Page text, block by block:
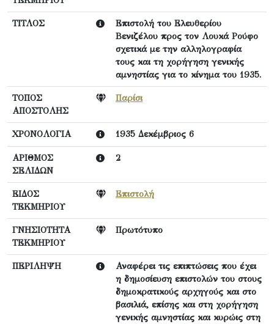
ΤΙΤΛΟΣ
Επιστολή του Ελευθερίου
Βενιζέλου προς τον Λουκά Ρούφο
σχετικά με την αλληλογραφία
τους και τη χορήγηση γενικής
αμνηστίας για το κίνημα του 1935.
ΤΟΠΟΣ
ΑΠΟΣΤΟΛΗΣ
Παρίσι
ΧΡΟΝΟΛΟΓΙΑ 1935 Δεκέμβριος 6
ΑΡΙΘΜΟΣ
ΣΕΛΙΔΩΝ
2
ΕΙΔΟΣ
ΤΕΚΜΗΡΙΟΥ
Επιστολή
ΓΝΗΣΙΟΤΗΤΑ
ΤΕΚΜΗΡΙΟΥ
Πρωτότυπο
ΠΕΡΙΛΗΨΗ
Αναφέρει τις επιπτώσεις που έχει
η δημοσίευση επιστολών του στους
δημοκρατικούς αρχηγούς και στο
βασιλιά, επίσης και στη χορήγηση
γενικής αμνηστίας και κυρώις στη